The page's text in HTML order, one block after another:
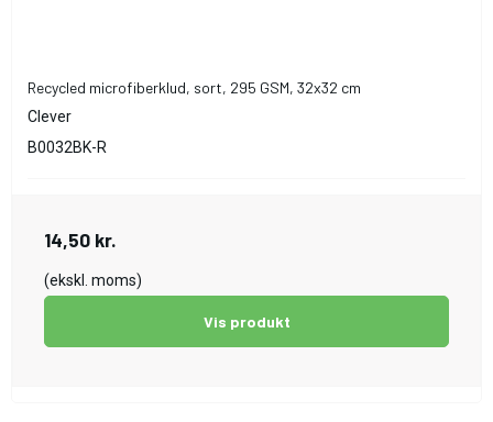
Recycled microfiberklud, sort, 295 GSM, 32x32 cm
Clever
B0032BK-R
14,50 kr.
(ekskl. moms)
Vis produkt